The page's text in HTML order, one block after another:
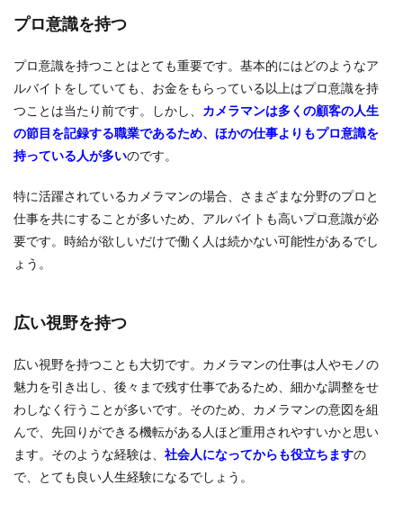
プロ意識を持つ
プロ意識を持つことはとても重要です。基本的にはどのようなア
ルバイトをしていても、お金をもらっている以上はプロ意識を持
つことは当たり前です。しかし、 カメラマンは多くの顧客の人生
の節目を記録する職業であるため、ほかの仕事よりもプロ意識を
持っている人が多いのです。
特に活躍されているカメラマンの場合、さまざまな分野のプロと
仕事を共にすることが多いため、アルバイトも高いプロ意識が必
要です。時給が欲しいだけで働く人は続かない可能性があるでし
ょう。
広い視野を持つ
広い視野を持つことも大切です。カメラマンの仕事は人やモノの
魅力を引き出し、後々まで残す仕事であるため、細かな調整をせ
わしなく行うことが多いです。そのため、カメラマンの意図を組
んで、先回りができる機転がある人ほど重用されやすいかと思い
ます。そのような経験は、 社会人になってからも役立ちますの
で、とても良い人生経験になるでしょう。